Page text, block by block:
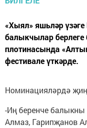
«Хыял» яшьләр
балыкчылар
плотинасында
фестивале үткәрде.
Номинацияләрдә
-Иң беренче
Алмаз, Гарипҗанов